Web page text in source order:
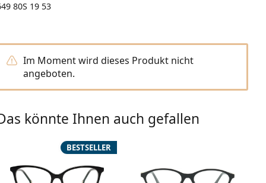
80S 19 53
Im Moment wird dieses Produkt nicht
angeboten.
könnte Ihnen auch gefallen
BESTSELLER